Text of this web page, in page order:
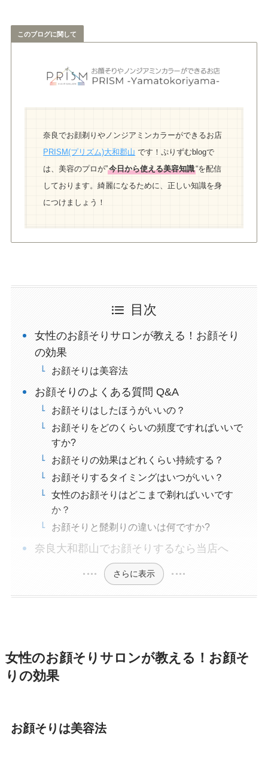
このブログに関して
奈良でお顔剃りやノンジアミンカラーができるお店
PRISM(プリズム)大和郡山 です！ぷりずむblogで
は、美容のプロが”今日から使える美容知識“を配信
しております。綺麗になるために、正しい知識を身
につけましょう！
目次
女性のお顔そりサロンが教える！お顔そり
の効果
お顔そりは美容法
お顔そりのよくある質問 Q&A
お顔そりはしたほうがいいの？
お顔そりをどのくらいの頻度ですればいいで
すか?
お顔そりの効果はどれくらい持続する？
お顔そりするタイミングはいつがいい？
女性のお顔そりはどこまで剃ればいいです
か？
お顔そりと髭剃りの違いは何ですか?
奈良大和郡山でお顔そりするなら当店へ
さらに表示
女性のお顔そりサロンが教える！お顔そ
りの効果
お顔そりは美容法